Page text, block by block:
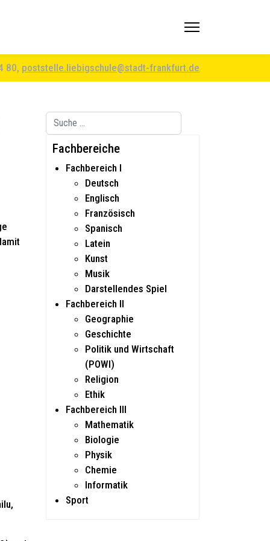
80, poststelle.liebigschule@stadt-frankfurt.de
Suchen
Type 2 or more characters for results.
Fachbereiche
Fachbereich I
Deutsch
Englisch
Französisch
Spanisch
Latein
Kunst
Musik
Darstellendes Spiel
Fachbereich II
Geographie
Geschichte
Politik und Wirtschaft
(POWI)
Religion
Ethik
Fachbereich III
Mathematik
Biologie
Physik
Chemie
Informatik
Sport